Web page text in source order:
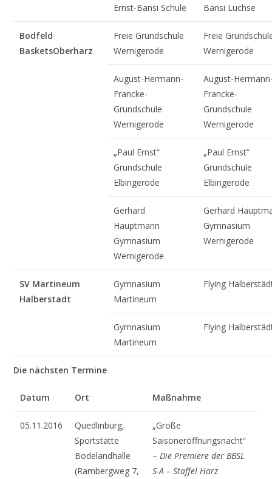
Ernst-Bansi Schule Bansi Luchse
Bodfeld
BasketsOberharz
Freie Grundschule
Wernigerode
Freie
Wernigerode
August-Hermann-
Francke-
Grundschule
Wernigerode
August-
Francke-
Grundschule
Wernigerode
„Paul Ernst“
Grundschule
Elbingerode
„Paul Ernst“
Grundschule
Elbingerode
Gerhard
Hauptmann
Gymnasium
Wernigerode
Gerhard
Gymnasium
Wernigerode
SV Martineum
Halberstadt
Gymnasium
Martineum
Flying
Gymnasium
Martineum
Flying
Die nächsten Termine
Datum Ort Maßnahme
05.11.2016
Quedlinburg,
Sportstätte
Bodelandhalle
(Rambergweg 7,
„Große
Saisoneröffnungsnacht“
– Die Premiere der BBSL
S-A – Staffel Harz